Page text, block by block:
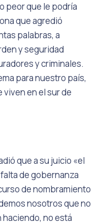
peor que le podría
que agredió
palabras, a
y seguridad
y criminales.
para nuestro país,
viven en el sur de
que a su juicio «el
de gobernanza
de nombramiento
nosotros que no
no está